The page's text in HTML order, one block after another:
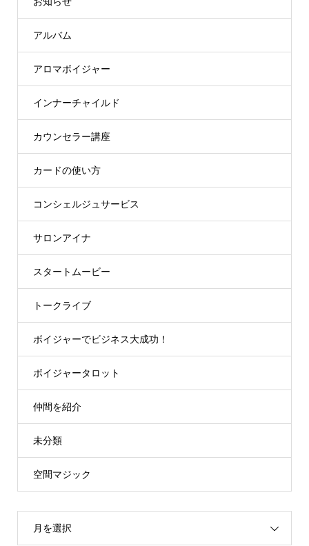
アルバム
アロマボイジャー
インナーチャイルド
カウンセラー講座
カードの使い方
コンシェルジュサービス
サロンアイナ
スタートムービー
トークライブ
ボイジャーでビジネス大成功！
ボイジャータロット
仲間を紹介
未分類
空間マジック
月を選択